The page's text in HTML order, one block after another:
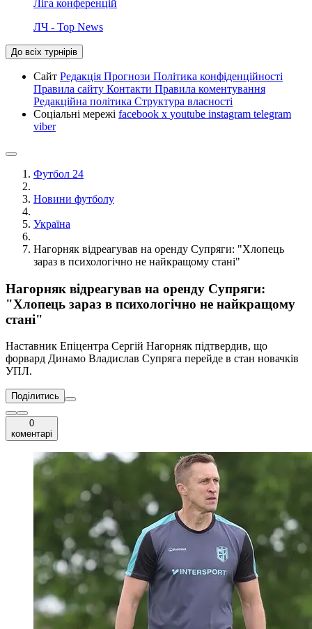
Ліга конференцій
ЛЧ - Top News
До всіх турнірів
Сайт Редакція Прогнози Політика конфіденційності
Правила сайту Контакти Правила коментування
Редакційна політика Структура власності
Соціальні мережі facebook x youtube instagram telegram
viber
Футбол 24
Новини футболу
Україна
Нагорняк відреагував на оренду Супряги: "Хлопець
зараз в психологічно не найкращому стані"
Нагорняк відреагував на оренду Супряги:
"Хлопець зараз в психологічно не найкращому
стані"
Наставник Епіцентра Сергій Нагорняк підтвердив, що
форвард Динамо Владислав Супряга перейде в стан новачків
УПЛ.
Поділитись
0
коментарі